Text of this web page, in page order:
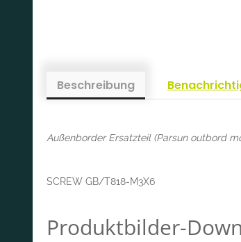
Beschreibung
Außenborder Ersatzteil (Parsun outbord
SCREW GB/T818-M3X6
Produktbilder-